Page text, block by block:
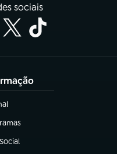
sociais
aba)
aba)
aba)